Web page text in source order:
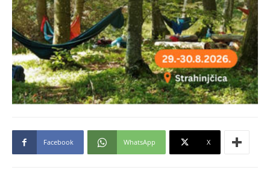
Facebook WhatsApp X